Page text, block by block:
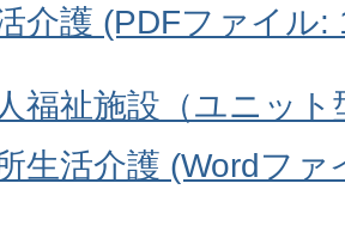
介護 (PDFファイル:
福祉施設（ユニッ
生活介護 (Wordファ